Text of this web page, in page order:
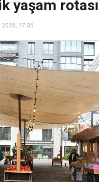
yaşam rotası
2026, 17:35